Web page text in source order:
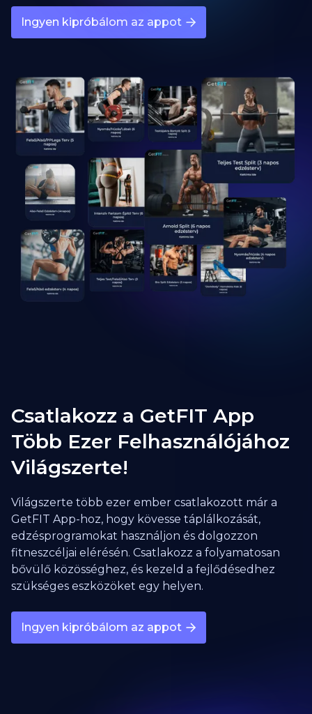
Ingyen kipróbálom az appot
Csatlakozz a GetFIT App
Több Ezer Felhasználójához
Világszerte!
Világszerte több ezer ember csatlakozott már a
GetFIT App-hoz, hogy kövesse táplálkozását,
edzésprogramokat használjon és dolgozzon
fitneszcéljai elérésén. Csatlakozz a folyamatosan
bővülő közösséghez, és kezeld a fejlődésedhez
szükséges eszközöket egy helyen.
Ingyen kipróbálom az appot